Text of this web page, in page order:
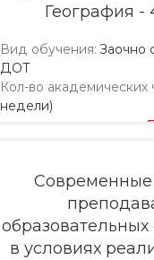
География -
Вид обучения: Заочно
ДОТ
Кол-во академических
недели)
Современные
в условиях